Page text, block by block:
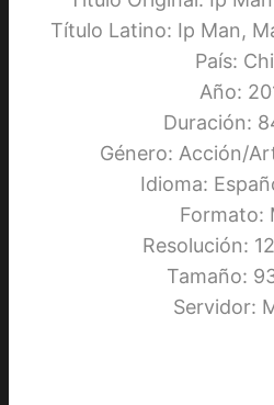
Título Latino: Ip Man,
País:
Año:
Duración:
Género: Acción/
Idioma:
Formato:
Resolución:
Tamaño:
Servidor: